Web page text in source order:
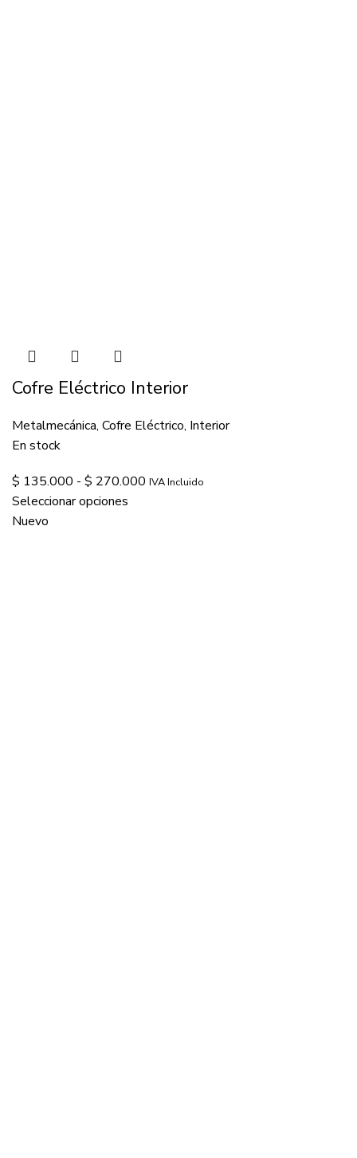
Cofre Eléctrico Interior
Metalmecánica, Cofre Eléctrico, Interior
En stock
$ 135.000 - $ 270.000 IVA Incluido
Seleccionar opciones
Nuevo